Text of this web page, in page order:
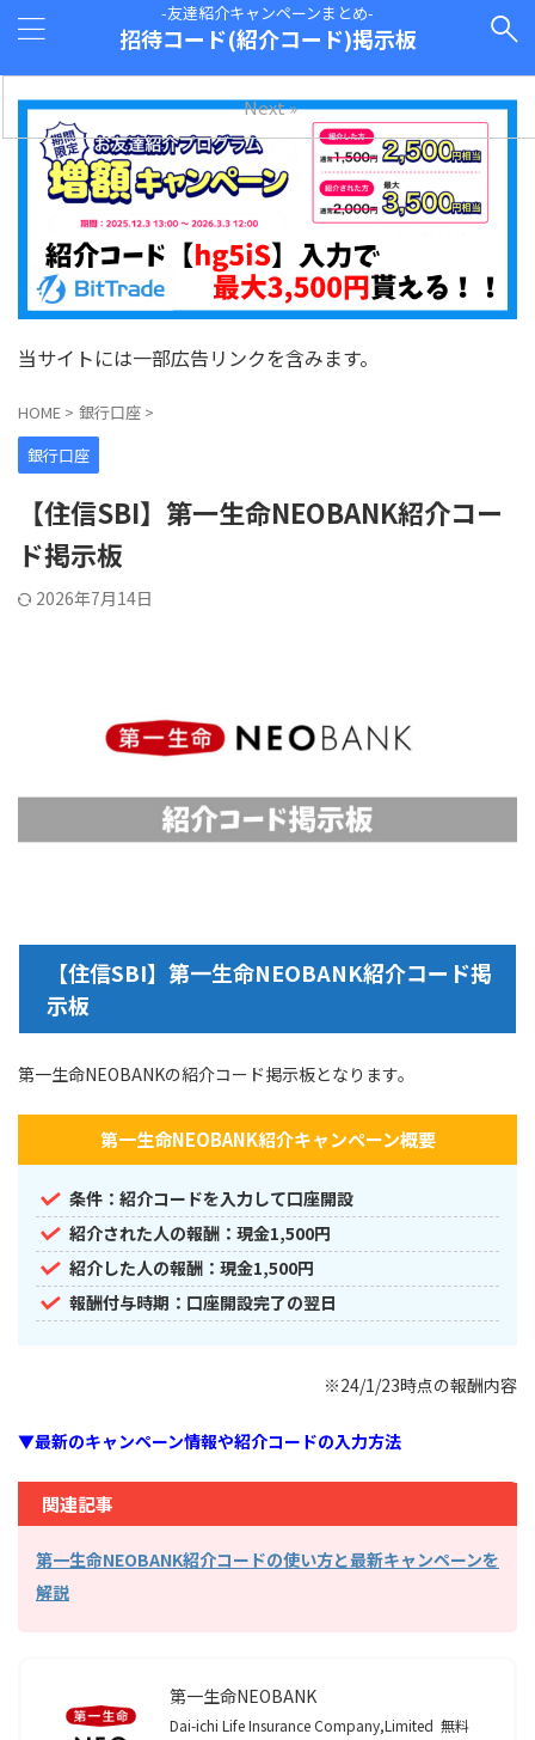
-友達紹介キャンペーンまとめ-
招待コード(紹介コード)掲示板
当サイトには一部広告リンクを含みます。
HOME > 銀行口座 >
銀行口座
【住信SBI】第一生命NEOBANK紹介コー
ド掲示板
2026年7月14日
【住信SBI】第一生命NEOBANK紹介コード掲
示板
第一生命NEOBANKの紹介コード掲示板となります。
第一生命NEOBANK紹介キャンペーン概要
条件：紹介コードを入力して口座開設
紹介された人の報酬：現金1,500円
紹介した人の報酬：現金1,500円
報酬付与時期：口座開設完了の翌日
※24/1/23時点の報酬内容
▼最新のキャンペーン情報や紹介コードの入力方法
関連記事
第一生命NEOBANK紹介コードの使い方と最新キャンペーンを
解説
第一生命NEOBANK
Dai-ichi Life Insurance Company,Limited 無料
Next »